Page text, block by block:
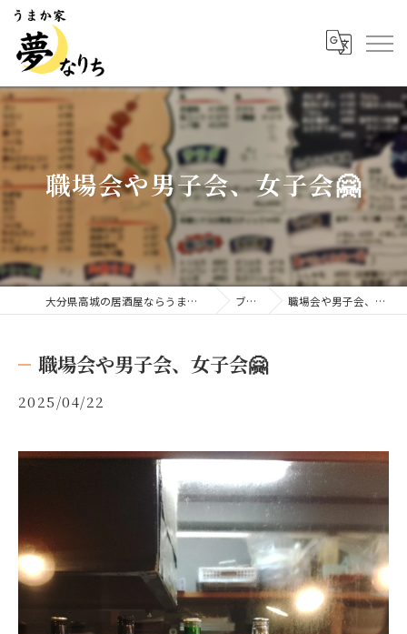
職場会や男子会、女子会🤗
大分県高城の居酒屋ならうまか家 夢なりち ブログ 職場会や男子会、女子会🤗
職場会や男子会、女子会🤗
2025/04/22